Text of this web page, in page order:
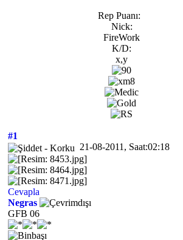
Rep Puanı:
Nick:
FireWork
K/D:
x,y
#1
21-08-2011, Saat:02:18
Cevapla
Negras
GFB 06